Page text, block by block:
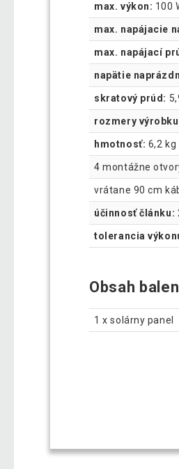
max. výkon: 100
max. napájacie
max. napájací
napätie
skratový prúd:
rozmery
hmotnosť: 6,2 kg
4 montážne
vrátane 90 cm
účinnosť článku:
tolerancia
Obsah
1 x solárny panel